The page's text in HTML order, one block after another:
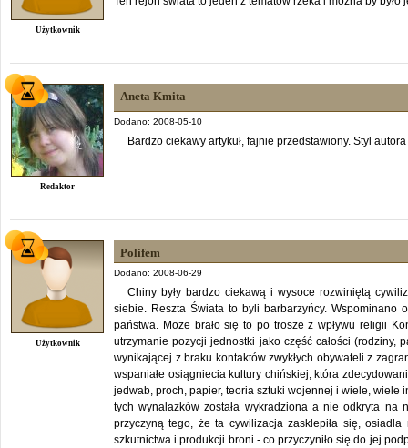
Użytkownik
Redaktor
Aneta Kmita
Dodano: 2008-05-10
Bardzo ciekawy artykuł, fajnie przedstawiony. Styl
Użytkownik
Polifem
Dodano: 2008-06-29
Chiny były bardzo ciekawą i wysoce rozwiniętą
siebie. Reszta Świata to byli barbarzyńcy.
państwa. Może brało się to po trosze z wpływu religii
utrzymanie pozycji jednostki jako część całości (rodziny,
wynikającej z braku kontaktów zwykłych obywateli z
wspaniałe osiągniecia kultury chińskiej, która
jedwab, proch, papier, teoria sztuki wojennej i wiele, wiele
tych wynalazków została wykradziona a nie odkryta na
przyczyną tego, że ta cywilizacja zasklepiła się,
szkutnictwa i produkcji broni - co przyczyniło się do jej